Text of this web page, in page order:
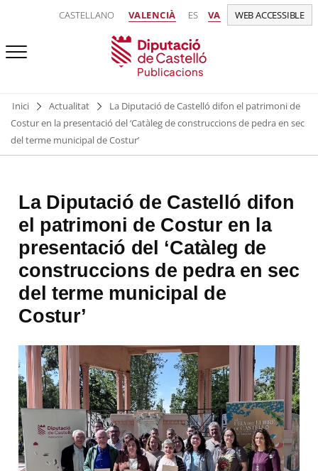
CASTELLANO VALENCIÀ ES VA WEB ACCESSIBLE
Publicacions
Inici Actualitat
La Diputació de Castelló difon el patrimoni de
Costur en la presentació del ‘Catàleg de construccions de pedra en sec
del terme municipal de Costur’
La Diputació de Castelló difon
el patrimoni de Costur en la
presentació del ‘Catàleg de
construccions de pedra en sec
del terme municipal de
Costur’